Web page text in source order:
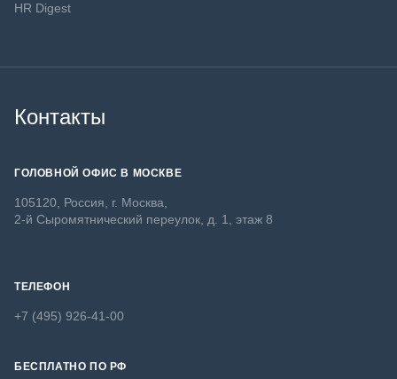
HR Digest
Контакты
ГОЛОВНОЙ ОФИС В МОСКВЕ
105120, Россия, г. Москва,
2-й Сыромятнический переулок, д. 1, этаж 8
ТЕЛЕФОН
+7 (495) 926-41-00
БЕСПЛАТНО ПО РФ